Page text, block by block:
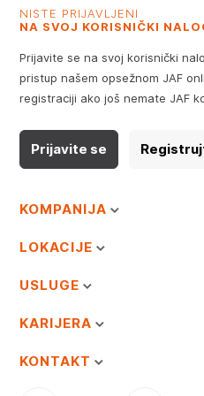
NISTE PRIJAVLJENI
NA SVOJ KORISNIČKI
Prijavite se na svoj korisnički
pristup našem opsežnom JAF
registraciji ako još nemate JAF
Prijavite se
KOMPANIJA
LOKACIJE
USLUGE
KARIJERA
KONTAKT